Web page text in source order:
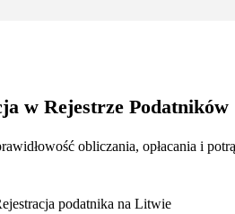
w Rejestrze Podatników
obliczania, opłacania i